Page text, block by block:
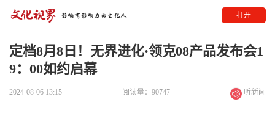
打开
定档8月8日！无界进化·领克08产品发布会1
9：00如约启幕
2024-08-06 13:15 阅读量：90747 听新闻